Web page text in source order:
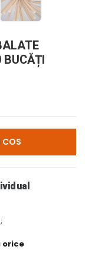
COS
orice